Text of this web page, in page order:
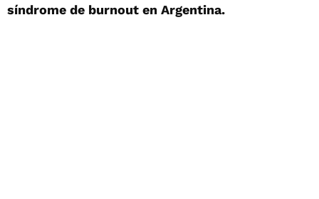
síndrome de burnout en Argentina.